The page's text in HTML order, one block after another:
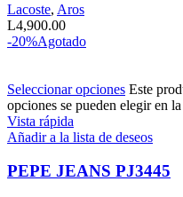
Lacoste, Aros
L4,900.00
-20%Agotado
Seleccionar opciones Este
opciones se pueden elegir en
Vista rápida
Añadir a la lista de deseos
PEPE JEANS PJ3445